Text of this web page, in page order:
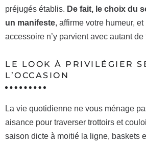
préjugés établis. De fait, le choix du
un manifeste, affirme votre humeur,
accessoire n’y parvient avec autant de
LE LOOK À PRIVILÉGIER
L’OCCASION
La vie quotidienne ne vous ménage
aisance pour traverser trottoirs et
saison dicte à moitié la ligne, baskets